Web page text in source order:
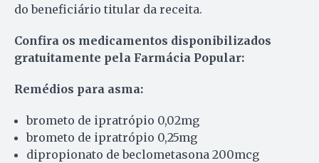
do beneficiário titular da receita.
Confira os medicamentos disponibilizados
gratuitamente pela Farmácia Popular:
Remédios para asma:
brometo de ipratrópio 0,02mg
brometo de ipratrópio 0,25mg
dipropionato de beclometasona 200mcg